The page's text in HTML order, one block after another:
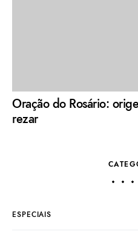
Oração do Rosário:
rezar
ESPECIAIS